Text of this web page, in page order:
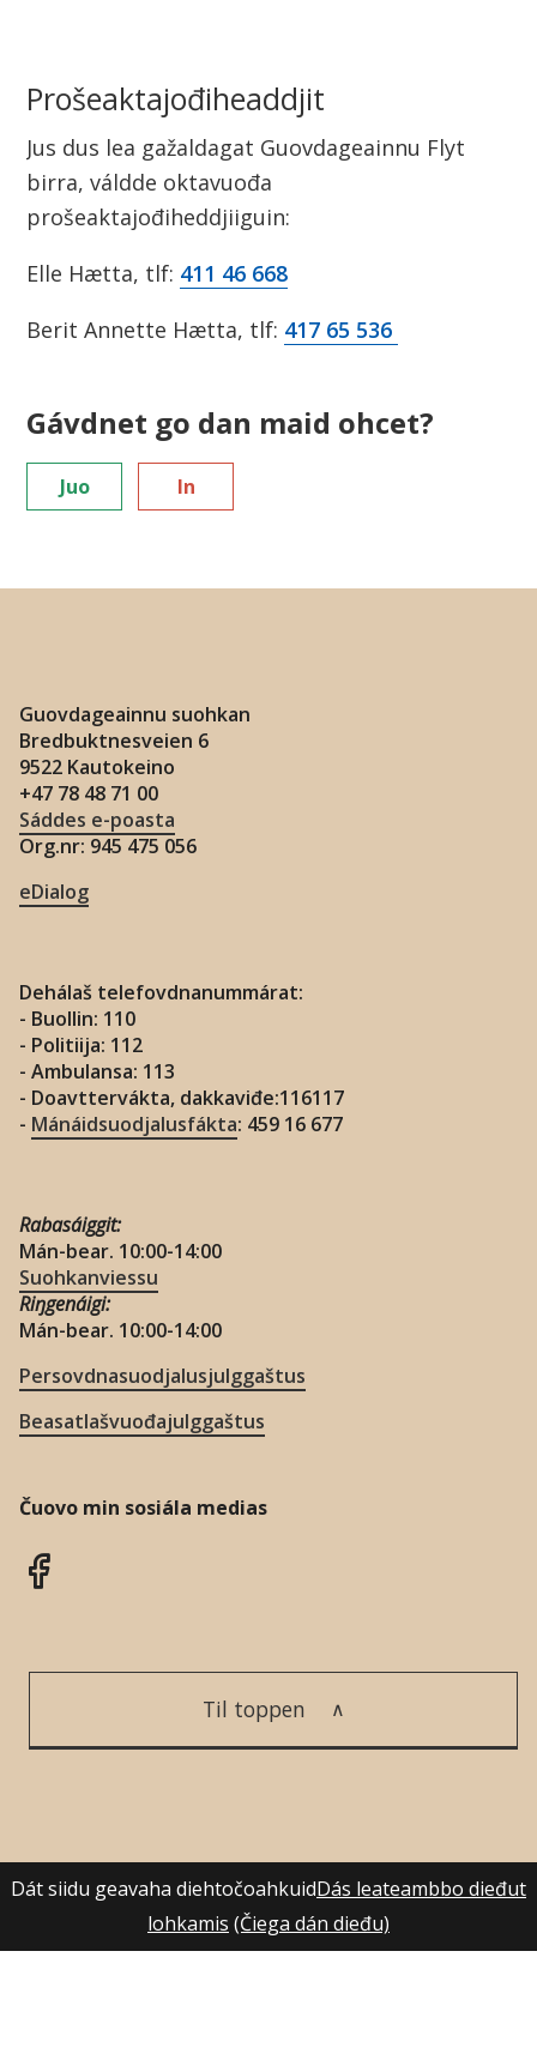
Prošeaktajođiheaddjit
Jus dus lea gažaldagat Guovdageainnu Flyt
birra, váldde oktavuođa
prošeaktajođiheddjiiguin:
Elle Hætta, tlf: 411 46 668
Berit Annette Hætta, tlf: 417 65 536
Gávdnet go dan maid ohcet?
Juo In
Guovdageainnu suohkan
Bredbuktnesveien 6
9522 Kautokeino
+47 78 48 71 00
Sáddes e-poasta
Org.nr: 945 475 056
eDialog
Dehálaš telefovdnanummárat:
- Buollin: 110
- Politiija: 112
- Ambulansa: 113
- Doavttervákta, dakkaviđe:116117
- Mánáidsuodjalusfákta: 459 16 677
Rabasáiggit:
Mán-bear. 10:00-14:00
Suohkanviessu
Riŋgenáigi:
Mán-bear. 10:00-14:00
Persovdnasuodjalusjulggaštus
Beasatlašvuođajulggaštus
Čuovo min sosiála medias
Til toppen
Dát siidu geavaha diehtočoahkuidDás leateambbo dieđut
lohkamis (Čiega dán dieđu)